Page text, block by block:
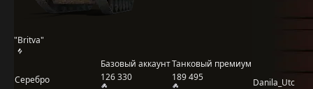
"Britva"
Базовый аккаунтТанковый премиум
Серебро
126 330 189 495 Danila_Utc